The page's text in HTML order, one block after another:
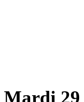
Mardi 29